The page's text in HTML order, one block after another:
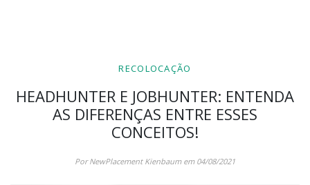
RECOLOCAÇÃO
HEADHUNTER E JOBHUNTER: ENTENDA
AS DIFERENÇAS ENTRE ESSES
CONCEITOS!
Por NewPlacement Kienbaum em 04/08/2021